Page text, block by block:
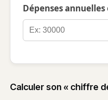
Dépenses annuelles
Calculer son « chiffre